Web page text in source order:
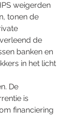
weigerden
tonen de
de
banken en
in het licht
De
is
financiering